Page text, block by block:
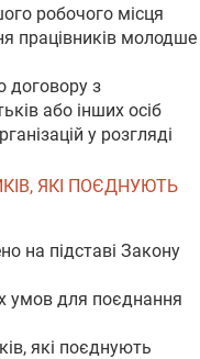
робочого місця
працівників молодше
договору з
або інших осіб
у розгляді
ЯКІ ПОЄДНУЮТЬ
на підставі Закону
умов для поєднання
які поєднують